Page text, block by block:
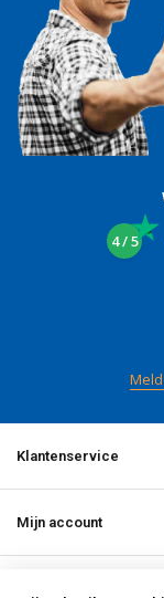
4 / 5
Klantenservice
Mijn account